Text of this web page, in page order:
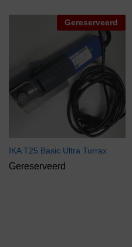
Gereserveerd
IKA T25 Basic Ultra Turrax
Gereserveerd